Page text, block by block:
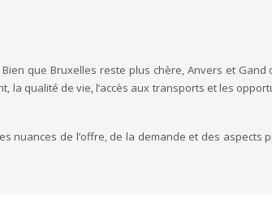
que Bruxelles reste plus chère, Anvers et
qualité de vie, l’accès aux transports et les
de l’offre, de la demande et des